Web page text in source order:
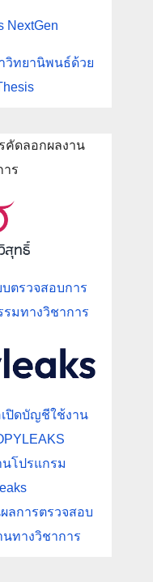
NextGen
วิทยานิพนธ์ด้วย
คัดลอกผลงาน
าร
ตรวจสอบการ
มทางวิชาการ
ปิดบัญชีใช้งาน
โปรแกรม
ลการตรวจสอบ
ทางวิชาการ